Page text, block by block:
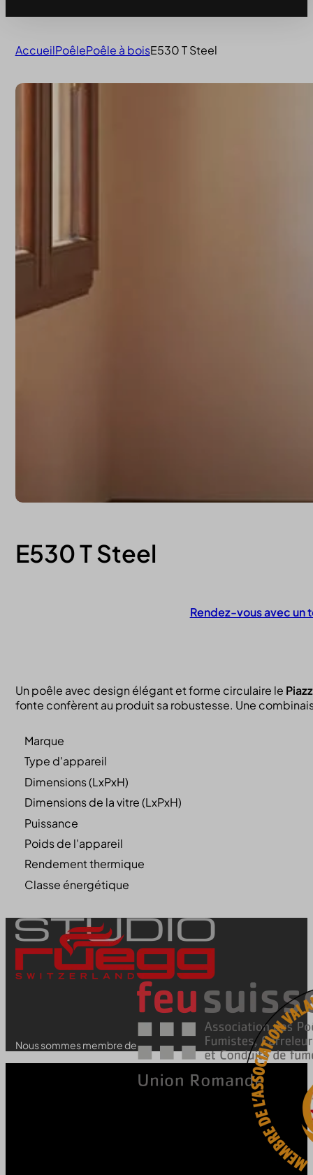
AccueilPoêlePoêle à boisE530 T Steel
E530 T Steel
Rendez-vous avec un
Un poêle avec design élégant et forme circulaire le
fonte confèrent au produit sa robustesse. Une
Marque
Type d'appareil
Dimensions (LxPxH)
Dimensions de la vitre (LxPxH)
Puissance
Poids de l'appareil
Rendement thermique
Classe énergétique
Nous sommes membre de